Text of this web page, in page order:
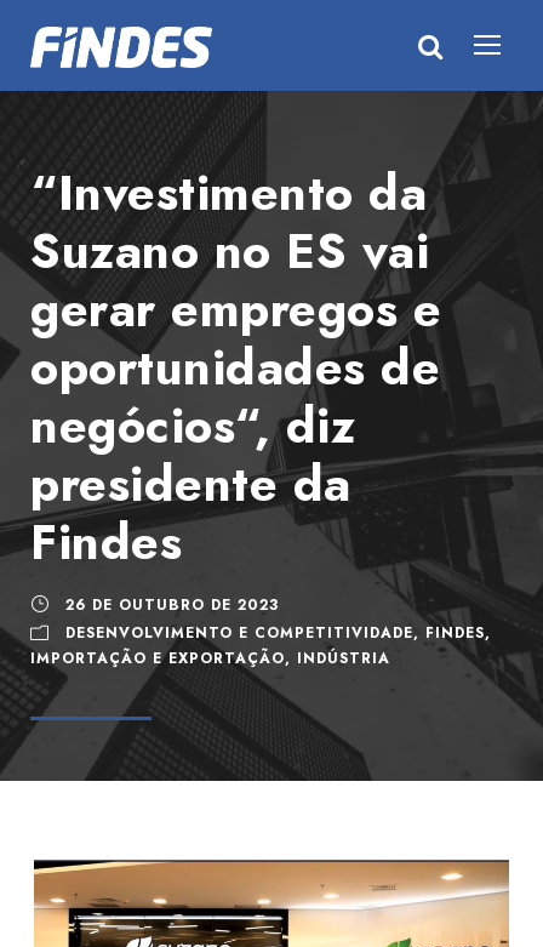
“Investimento da
Suzano no ES vai
gerar empregos e
oportunidades de
negócios“, diz
presidente da
Findes
26 DE OUTUBRO DE 2023
DESENVOLVIMENTO E COMPETITIVIDADE, FINDES,
IMPORTAÇÃO E EXPORTAÇÃO, INDÚSTRIA